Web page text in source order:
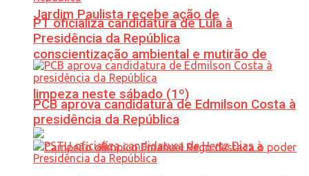
Jardim Paulista recebe ação de
conscientização ambiental e mutirão de
limpeza neste sábado (1º)
PT oficializa candidatura de Lula à
Presidência da República
PCB aprova candidatura de Edmilson Costa à
presidência da República